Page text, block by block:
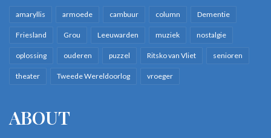
amaryllis armoede cambuur column Dementie
Friesland Grou Leeuwarden muziek nostalgie
oplossing ouderen puzzel Ritsko van Vliet senioren
theater Tweede Wereldoorlog vroeger
ABOUT